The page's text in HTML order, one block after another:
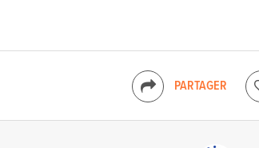
PARTAGER